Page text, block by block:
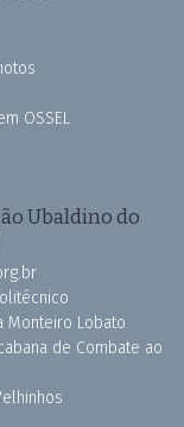
OSSEL
Ubaldino do
Monteiro Lobato
de Combate ao